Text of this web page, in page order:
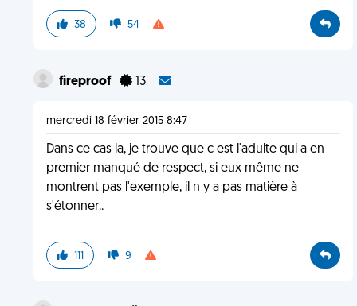
38 54
fireproof 13
mercredi 18 février 2015 8:47
Dans ce cas la, je trouve que c est l'adulte qui a en
premier manqué de respect, si eux même ne
montrent pas l'exemple, il n y a pas matière à
s'étonner..
111 9